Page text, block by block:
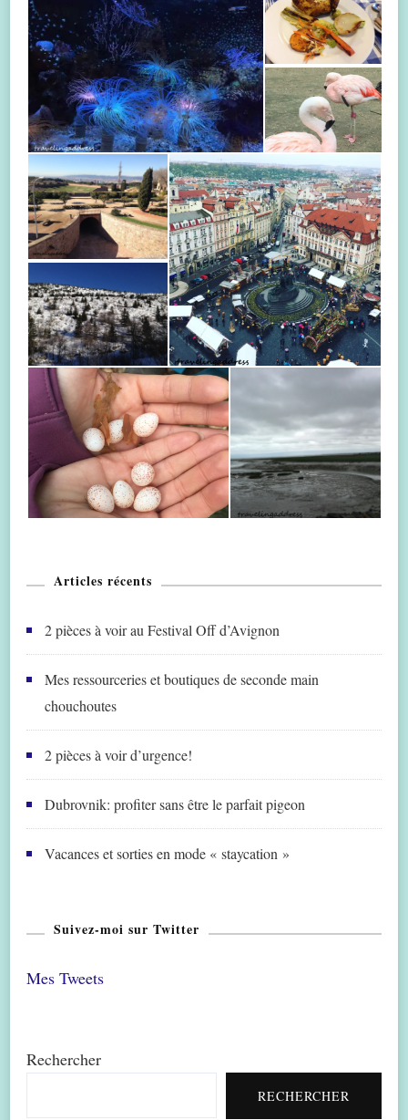
Articles récents
2 pièces à voir au Festival Off d’Avignon
Mes ressourceries et boutiques de seconde main
chouchoutes
2 pièces à voir d’urgence!
Dubrovnik: profiter sans être le parfait pigeon
Vacances et sorties en mode « staycation »
Suivez-moi sur Twitter
Mes Tweets
Rechercher
RECHERCHER